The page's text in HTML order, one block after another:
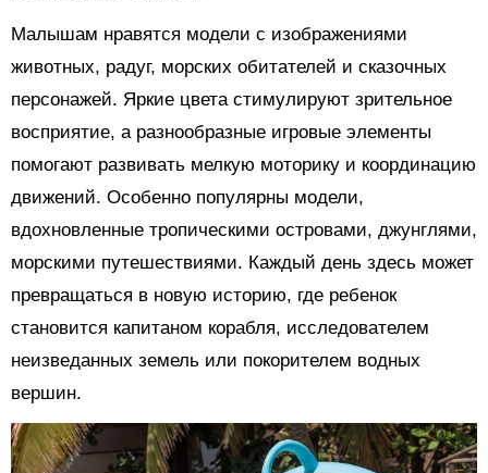
Малышам нравятся модели с изображениями
животных, радуг, морских обитателей и сказочных
персонажей. Яркие цвета стимулируют зрительное
восприятие, а разнообразные игровые элементы
помогают развивать мелкую моторику и координацию
движений. Особенно популярны модели,
вдохновленные тропическими островами, джунглями,
морскими путешествиями. Каждый день здесь может
превращаться в новую историю, где ребенок
становится капитаном корабля, исследователем
неизведанных земель или покорителем водных
вершин.